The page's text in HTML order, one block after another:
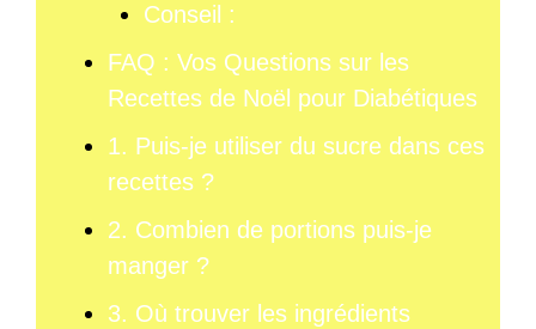
Conseil :
FAQ : Vos Questions sur les
Recettes de Noël pour Diabétiques
1. Puis-je utiliser du sucre dans ces
recettes ?
2. Combien de portions puis-je
manger ?
3. Où trouver les ingrédients